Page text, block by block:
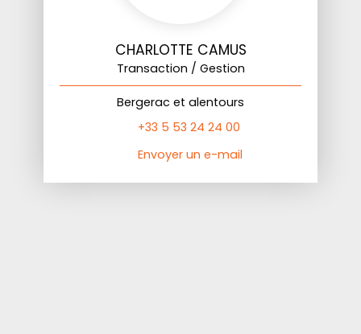
CHARLOTTE CAMUS
Transaction / Gestion
Bergerac et alentours
+33 5 53 24 24 00
Envoyer un e-mail